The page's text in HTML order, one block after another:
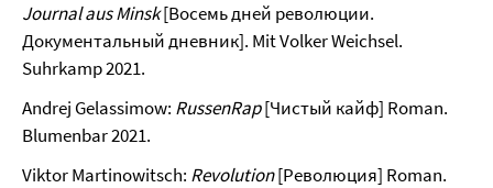
Journal aus Minsk[Восемь дней революции.
Документальный дневник]. Mit Volker Weichsel.
Suhrkamp 2021.
Andrej Gelassimow: RussenRap[Чистый кайф] Roman.
Blumenbar 2021.
Viktor Martinowitsch: Revolution[Революция] Roman.